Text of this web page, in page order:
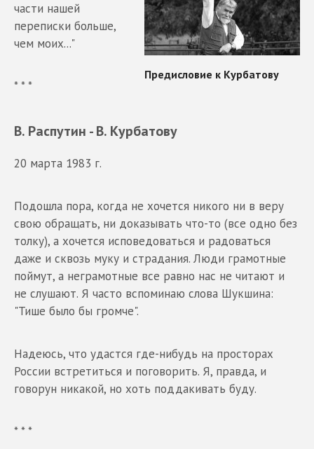
части нашей
переписки больше,
чем моих..."
* * *
В. Распутин - В. Курбатову
20 марта 1983 г.
Подошла пора, когда не хочется никого ни в веру
свою обращать, ни доказывать что-то (все одно без
толку), а хочется исповедоваться и радоваться
даже и сквозь муку и страдания. Люди грамотные
поймут, а неграмотные все равно нас не читают и
не слушают. Я часто вспоминаю слова Шукшина:
"Тише было бы громче".
Надеюсь, что удастся где-нибудь на просторах
России встретиться и поговорить. Я, правда, и
говорун никакой, но хоть поддакивать буду.
* * *